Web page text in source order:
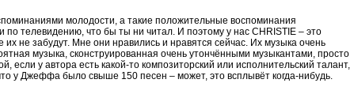
молодости, а такие положительные воспоминания
телевидению, что бы ты ни читал. И поэтому у нас CHRISTIE – это
не забудут. Мне они нравились и нравятся сейчас. Их музыка очень
музыка, сконструированная очень утончёнными музыкантами, просто
у автора есть какой-то композиторский или исполнительский талант,
у Джеффа было свыше 150 песен – может, это всплывёт когда-нибудь.